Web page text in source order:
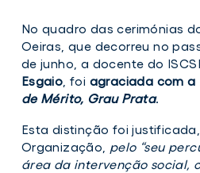
No quadro das cerimónias
Oeiras, que decorreu no
de junho, a docente do
Esgaio , foi agraciada com a
de Mérito, Grau Prata.
Esta distinção foi
Organização, pelo “seu
área da intervenção social,